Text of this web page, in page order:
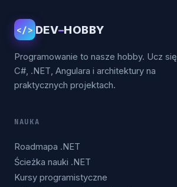
</> DEV–HOBBY
Programowanie to nasze hobby. Ucz się
C#, .NET, Angulara i architektury na
praktycznych projektach.
NAUKA
Roadmapa .NET
Ścieżka nauki .NET
Kursy programistyczne